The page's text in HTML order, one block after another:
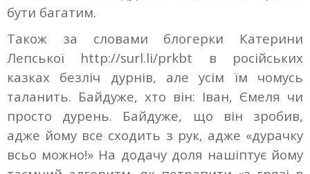
бути багатим.
Також за словами блогерки Катерини
Лепської http://surl.li/prkbt в російських
казках безліч дурнів, але усім їм чомусь
таланить. Байдуже, хто він: Іван, Ємеля чи
просто дурень. Байдуже, що він зробив,
адже йому все сходить з рук, адже «дурачку
всьо можно!» На додачу доля нашіптує йому